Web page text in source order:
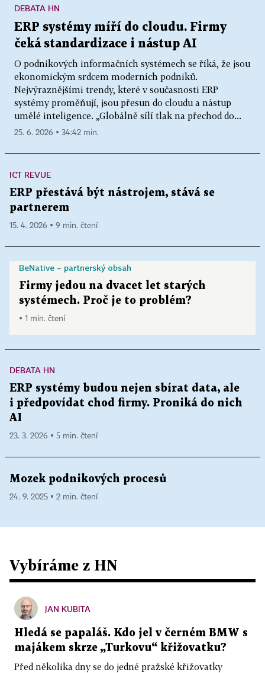
ERP systémy míří do cloudu. Firmy
čeká standardizace i nástup AI
O podnikových informačních systémech se říká, že jsou
ekonomickým srdcem moderních podniků.
Nejvýraznějšími trendy, které v současnosti ERP
systémy proměňují, jsou přesun do cloudu a nástup
umělé inteligence. „Globálně sílí tlak na přechod do...
DEBATA HN
25. 6. 2026 ▪ 34:42 min.
ICT REVUE
ERP přestává být nástrojem, stává se
partnerem
15. 4. 2026 ▪ 9 min. čtení
BeNative – partnerský obsah
Firmy jedou na dvacet let starých
systémech. Proč je to problém?
▪ 1 min. čtení
DEBATA HN
ERP systémy budou nejen sbírat data, ale
i předpovídat chod firmy. Proniká do nich
AI
23. 3. 2026 ▪ 5 min. čtení
Mozek podnikových procesů
24. 9. 2025 ▪ 2 min. čtení
Vybíráme z HN
JAN KUBITA
Hledá se papaláš. Kdo jel v černém BMW s
majákem skrze „Turkovu“ křižovatku?
Před několika dny se do jedné pražské křižovatky